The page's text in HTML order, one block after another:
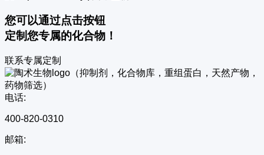
您可以通过点击按钮
定制您专属的化合物！
联系专属定制
电话:
400-820-0310
邮箱: